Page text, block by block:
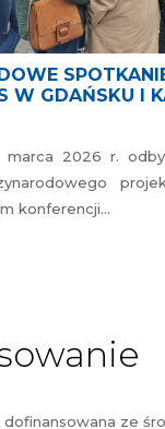
W GDAŃSKU I
2026 r.
konferencji…
ze